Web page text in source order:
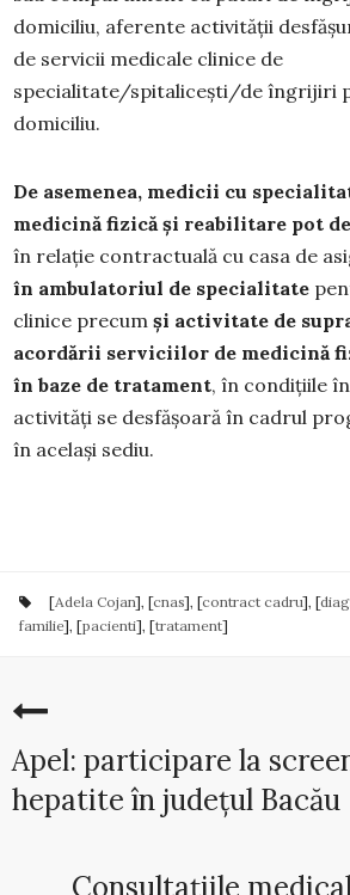
domiciliu, aferente activității
de servicii medicale clinice de
specialitate/spitalicești/de îngrijiri
domiciliu.
De asemenea, medicii cu
medicină fizică și reabilitare pot
în relație contractuală cu casa de
în ambulatoriul de specialitate
clinice precum și activitate de
acordării serviciilor de medicină
în baze de tratament, în condițiile
activități se desfășoară în cadrul
în același sediu.
[Adela Cojan], [cnas], [contract cadru], [
familie], [pacienti], [tratament]
Apel: participare la
hepatite în județul Bacău
Consultațiile